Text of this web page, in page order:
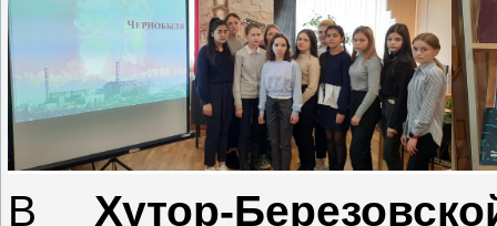
В Хутор-